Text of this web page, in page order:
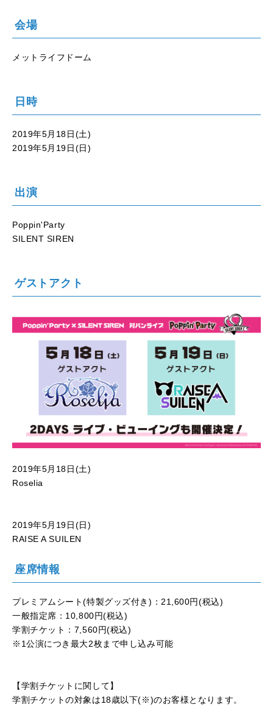
会場
メットライフドーム
日時
2019年5月18日(土)
2019年5月19日(日)
出演
Poppin'Party
SILENT SIREN
ゲストアクト
2019年5月18日(土)
Roselia
2019年5月19日(日)
RAISE A SUILEN
座席情報
プレミアムシート(特製グッズ付き)：21,600円(税込)
一般指定席：10,800円(税込)
学割チケット：7,560円(税込)
※1公演につき最大2枚まで申し込み可能
【学割チケットに関して】
学割チケットの対象は18歳以下(※)のお客様となります。